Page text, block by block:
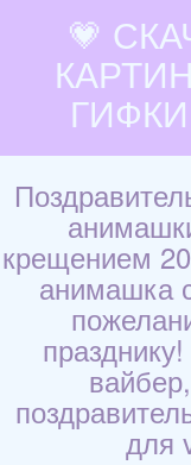
💗
крещением
анимашка
для